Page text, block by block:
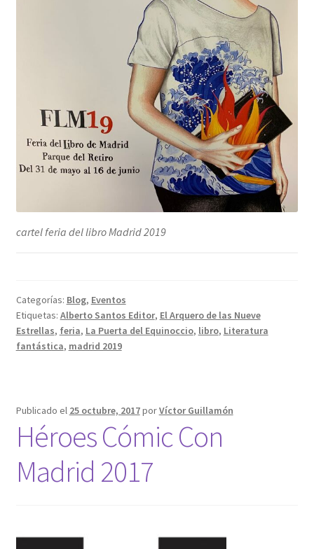
cartel feria del libro Madrid 2019
Categorías: Blog, Eventos
Etiquetas: Alberto Santos Editor, El Arquero de las Nueve
Estrellas, feria, La Puerta del Equinoccio, libro, Literatura
fantástica, madrid 2019
Publicado el 25 octubre, 2017porVíctor Guillamón
Héroes Cómic Con
Madrid 2017